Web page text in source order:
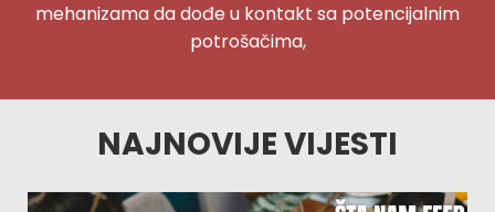
mehanizama da dođe u kontakt sa potencijalnim
potrošačima,
NAJNOVIJE VIJESTI